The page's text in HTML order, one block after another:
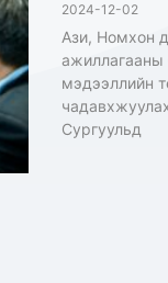
2024-12-02
Ази, Номхон
ажиллагааны
мэдээллийн
Сургуульд